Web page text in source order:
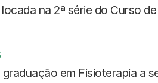
na 2ª série do Curso
em Fisioterapia a